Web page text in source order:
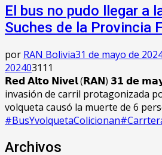
El bus no pudo llegar a
Suches de la Provincia
por RAN Bolivia31 de mayo de
202403111
𝗥𝗲𝗱 𝗔𝗹𝘁𝗼 𝗡𝗶𝘃𝗲𝗹 (𝗥𝗔𝗡) 𝟯𝟭 𝗱𝗲
invasión de carril protagonizada
volqueta causó la muerte de 6
Archivos